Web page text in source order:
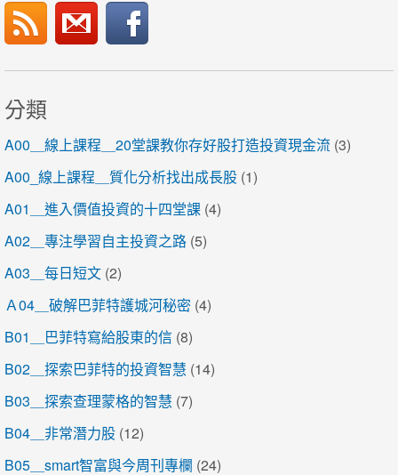
分類
A00＿線上課程＿20堂課教你存好股打造投資現金流 (3)
A00_線上課程＿質化分析找出成長股 (1)
A01＿進入價值投資的十四堂課 (4)
A02＿專注學習自主投資之路 (5)
A03＿每日短文 (2)
Ａ04＿破解巴菲特護城河秘密 (4)
B01＿巴菲特寫給股東的信 (8)
B02＿探索巴菲特的投資智慧 (14)
B03＿探索查理蒙格的智慧 (7)
B04＿非常潛力股 (12)
B05＿smart智富與今周刊專欄 (24)